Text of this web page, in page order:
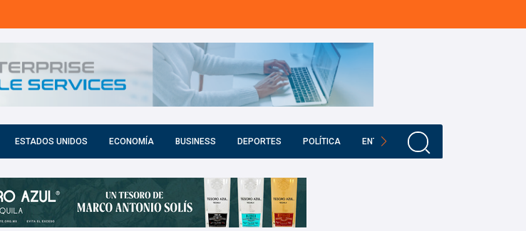
ESTADOS UNIDOS ECONOMÍA BUSINESS DEPORTES POLÍTICA ENTRETENIMIENTO